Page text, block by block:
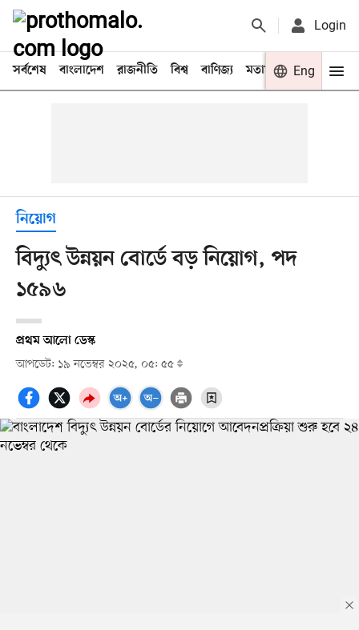
Login
সর্বশেষ বাংলাদেশ রাজনীতি বিশ্ব বাণিজ্য মতামত খেলা
Eng
নিয়োগ
বিদ্যুৎ উন্নয়ন বোর্ডে বড় নিয়োগ, পদ
১৫৯৬
প্রথম আলো ডেস্ক
আপডেট: ১৯ নভেম্বর ২০২৫, ০৫: ৫৫